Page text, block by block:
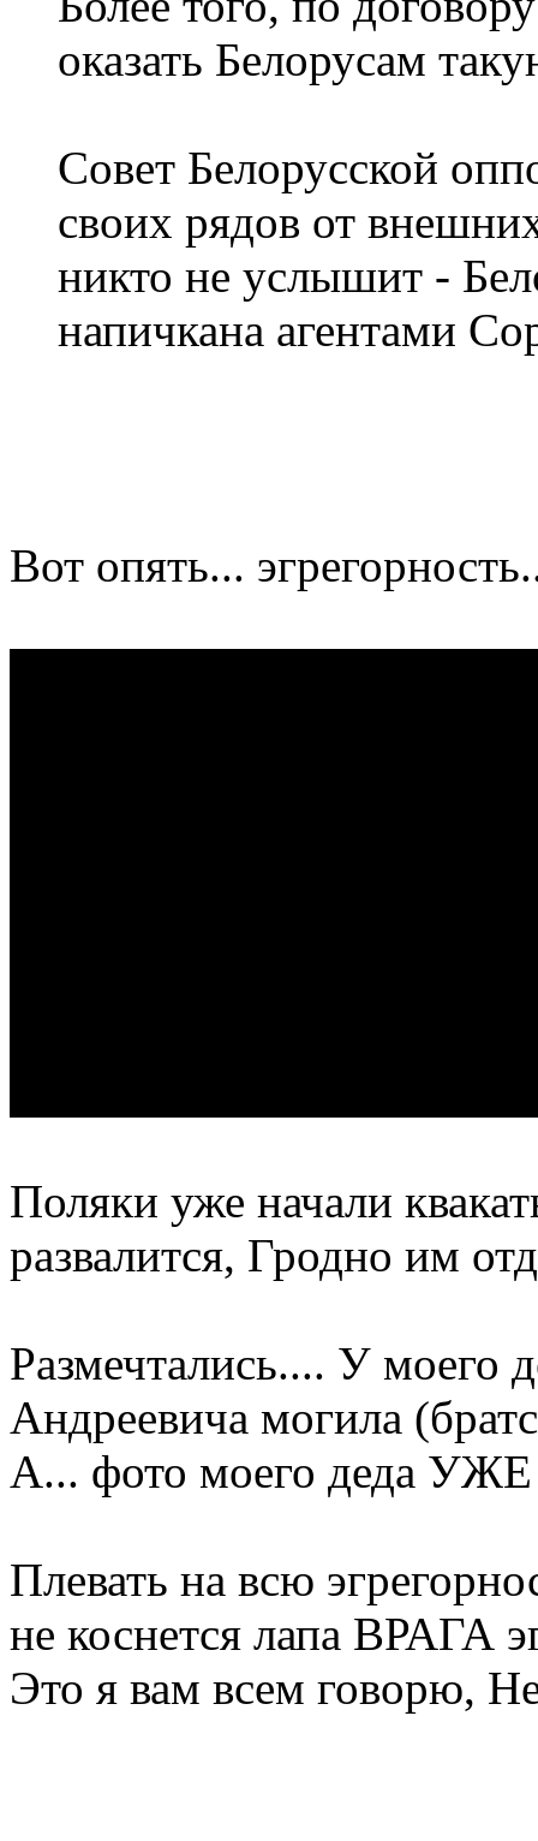
оказать Белорусам
Совет Белорусской
своих рядов от
никто не услышит -
напичкана агентами
Вот опять...
Поляки уже начали
развалится, Гродно им
Размечтались.... У
Андреевича могила
А... фото моего деда
Плевать на всю
не коснется лапа ВРАГА
Это я вам всем говорю,